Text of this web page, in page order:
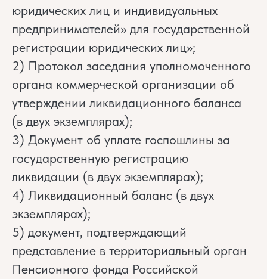
юридических лиц и индивидуальных
предпринимателей» для государственной
регистрации юридических лиц»;
2) Протокол заседания уполномоченного
органа коммерческой организации об
утверждении ликвидационного баланса
(в двух экземплярах);
3) Документ об уплате госпошлины за
государственную регистрацию
ликвидации (в двух экземплярах);
4) Ликвидационный баланс (в двух
экземплярах);
5) документ, подтверждающий
представление в территориальный орган
Пенсионного фонда Российской